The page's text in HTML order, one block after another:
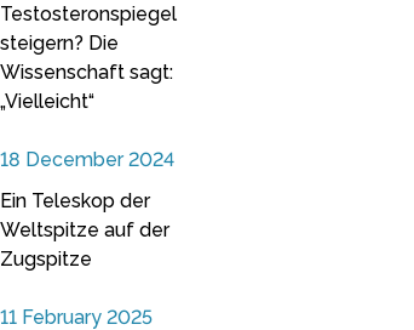
Testosteronspiegel
steigern? Die
Wissenschaft sagt:
„Vielleicht“
18 December 2024
Ein Teleskop der
Weltspitze auf der
Zugspitze
11 February 2025